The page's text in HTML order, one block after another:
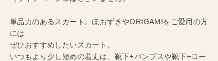
単品力のあるスカート。ほおずきやORIGAMIをご愛用の方
には
ぜひおすすめしたいスカート。
いつもより少し短めの着丈は、靴下+パンプスや靴下+ロー